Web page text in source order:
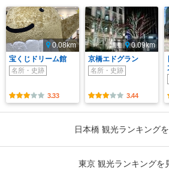
0.08km
宝くじドリーム館
名所・史跡
3.33
0.09km
京橋エドグラン
名所・史跡
3.44
日本橋 観光ランキング
東京 観光ランキングを